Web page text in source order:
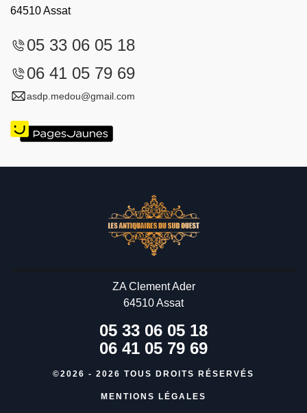
64510 Assat
05 33 06 05 18
06 41 05 79 69
asdp.medou@gmail.com
ZA Clement Ader
64510 Assat
05 33 06 05 18
06 41 05 79 69
©2026 - 2026 TOUS DROITS RÉSERVÉS
MENTIONS LÉGALES